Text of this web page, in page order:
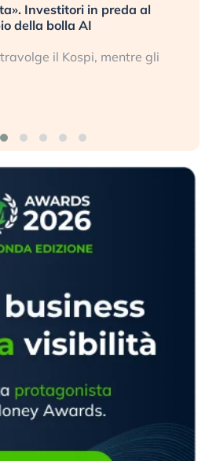
Investitori in preda al
della bolla AI
il Kospi, mentre gli